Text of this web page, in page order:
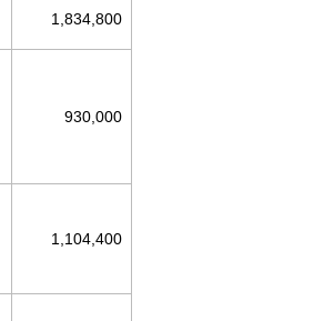
1,834,800
930,000
1,104,400